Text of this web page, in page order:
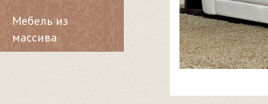
Мебель из
массива